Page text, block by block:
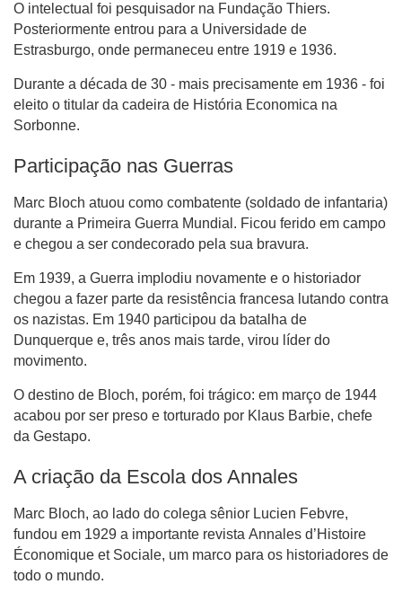
O intelectual foi pesquisador na Fundação Thiers.
Posteriormente entrou para a Universidade de
Estrasburgo, onde permaneceu entre 1919 e 1936.
Durante a década de 30 - mais precisamente em 1936 - foi
eleito o titular da cadeira de História Economica na
Sorbonne.
Participação nas Guerras
Marc Bloch atuou como combatente (soldado de infantaria)
durante a Primeira Guerra Mundial. Ficou ferido em campo
e chegou a ser condecorado pela sua bravura.
Em 1939, a Guerra implodiu novamente e o historiador
chegou a fazer parte da resistência francesa lutando contra
os nazistas. Em 1940 participou da batalha de
Dunquerque e, três anos mais tarde, virou líder do
movimento.
O destino de Bloch, porém, foi trágico: em março de 1944
acabou por ser preso e torturado por Klaus Barbie, chefe
da Gestapo.
A criação da Escola dos Annales
Marc Bloch, ao lado do colega sênior Lucien Febvre,
fundou em 1929 a importante revista Annales d’Histoire
Économique et Sociale, um marco para os historiadores de
todo o mundo.